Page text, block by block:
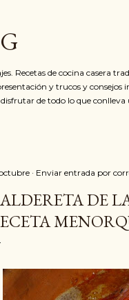
Recetas de cocina casera
y trucos y
de todo lo que
Enviar entrada por
DE